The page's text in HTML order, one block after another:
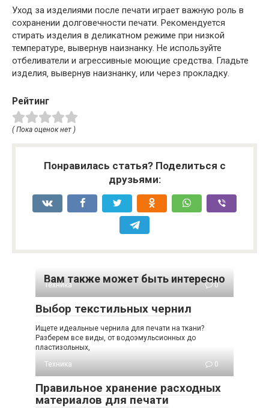
Уход за изделиями после печати играет важную роль в
сохранении долговечности печати. Рекомендуется
стирать изделия в деликатном режиме при низкой
температуре‚ вывернув наизнанку. Не используйте
отбеливатели и агрессивные моющие средства. Гладьте
изделия‚ вывернув наизнанку‚ или через прокладку.
Рейтинг
( Пока оценок нет )
Понравилась статья? Поделиться с
друзьями:
Вам также может быть интересно
Техника 0
Выбор текстильных чернил
Ищете идеальные чернила для печати на ткани?
Разберем все виды, от водоэмульсионных до
пластизольных,
Техника
0
Правильное хранение расходных
материалов для печати